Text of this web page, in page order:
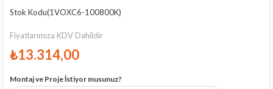
Stok Kodu(1VOXC6-100800K)
Fiyatlarımıza KDV Dahildir
₺13.314,00
Montaj ve Proje İstiyor musunuz?